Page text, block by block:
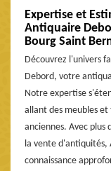
Expertise et
Antiquaire
Bourg Saint
Découvrez l'univers
Debord, votre
Notre expertise
allant des meubles
anciennes. Avec
la vente d'antiquités,
connaissance